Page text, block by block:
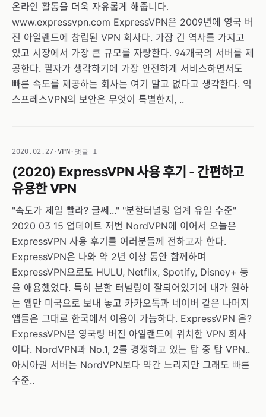
온라인 활동을 더욱 자유롭게 해줍니다.
www.expressvpn.com ExpressVPN은 2009년에 영국 버
진 아일랜드에 창립된 VPN 회사다. 가장 긴 역사를 가지고
있고 시장에서 가장 큰 규모를 자랑한다. 94개국의 서버를 제
공한다. 필자가 생각하기에 가장 안전하게 서비스하면서도
빠른 속도를 제공하는 회사는 여기 말고 없다고 생각한다. 익
스프레스VPN의 보안은 무엇이 특별한지, ..
2020.02.27 ·VPN · 댓글 1
(2020) ExpressVPN 사용 후기 - 간편하고
유용한 VPN
"속도가 제일 빨라? 글쎄..." "분할터널링 업계 유일 수준"
2020 03 15 업데이트 저번 NordVPN에 이어서 오늘은
ExpressVPN 사용 후기를 여러분들께 전하고자 한다.
ExpressVPN은 나와 약 2년 이상 동안 함께하며
ExpressVPN으로도 HULU, Netflix, Spotify, Disney+ 등
을 애용했었다. 특히 분할 터널링이 잘되어있기에 내가 원하
는 앱만 미국으로 보내 놓고 카카오톡과 네이버 같은 나머지
앱들은 그대로 한국에서 이용이 가능하다. ExpressVPN 은?
ExpressVPN은 영국령 버진 아일랜드에 위치한 VPN 회사
이다. NordVPN과 No.1, 2를 경쟁하고 있는 탑 중 탑 VPN..
아시아권 서버는 NordVPN보다 약간 느리지만 그래도 빠른
수준..